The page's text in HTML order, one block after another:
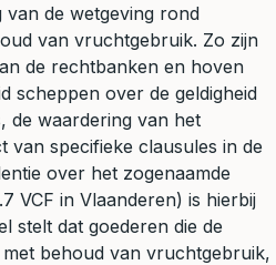
van de wetgeving rond
van vruchtgebruik. Zo zijn
de rechtbanken en hoven
scheppen over de geldigheid
de waardering van het
specifieke clausules in de
over het zogenaamde
VCF in Vlaanderen) is hierbij
stelt dat goederen die de
behoud van vruchtgebruik,